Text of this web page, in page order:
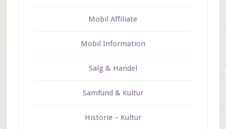
Mobil Affiliate
Mobil Information
Salg & Handel
Samfund & Kultur
Historie – Kultur